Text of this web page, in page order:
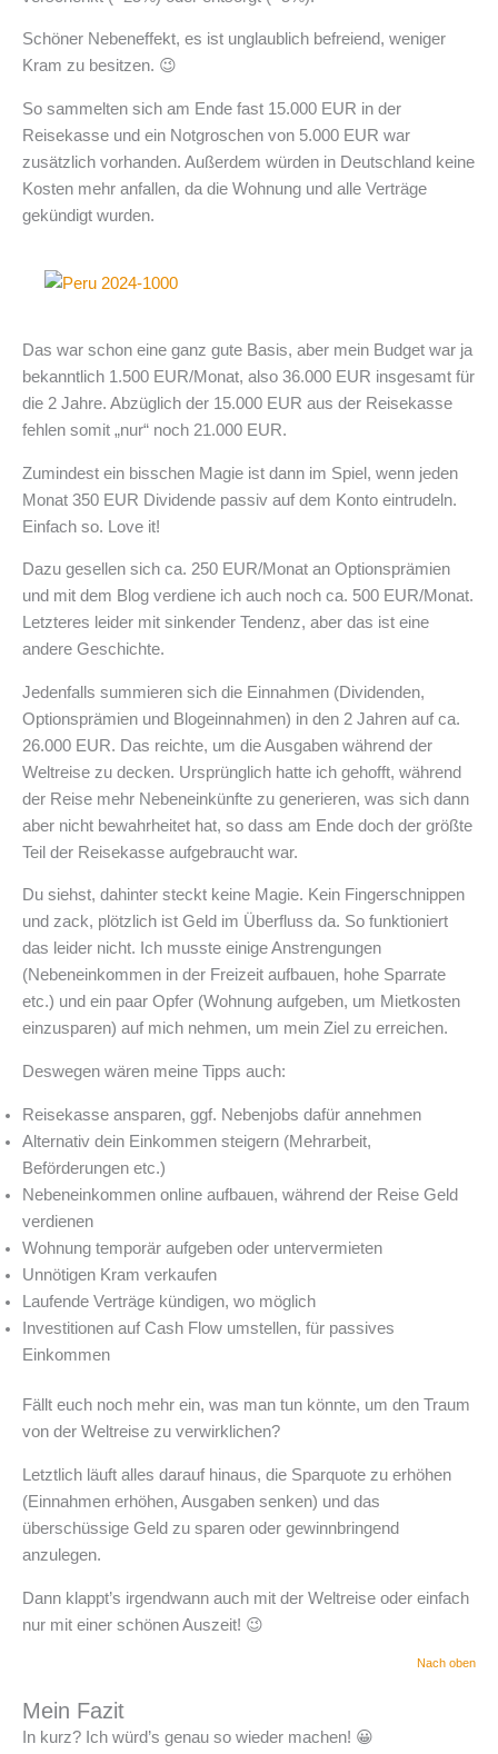
Schöner Nebeneffekt, es ist unglaublich befreiend, weniger
Kram zu besitzen. 😉
So sammelten sich am Ende fast 15.000 EUR in der
Reisekasse und ein Notgroschen von 5.000 EUR war
zusätzlich vorhanden. Außerdem würden in Deutschland keine
Kosten mehr anfallen, da die Wohnung und alle Verträge
gekündigt wurden.
Das war schon eine ganz gute Basis, aber mein Budget war ja
bekanntlich 1.500 EUR/Monat, also 36.000 EUR insgesamt für
die 2 Jahre. Abzüglich der 15.000 EUR aus der Reisekasse
fehlen somit „nur“ noch 21.000 EUR.
Zumindest ein bisschen Magie ist dann im Spiel, wenn jeden
Monat 350 EUR Dividende passiv auf dem Konto eintrudeln.
Einfach so. Love it!
Dazu gesellen sich ca. 250 EUR/Monat an Optionsprämien
und mit dem Blog verdiene ich auch noch ca. 500 EUR/Monat.
Letzteres leider mit sinkender Tendenz, aber das ist eine
andere Geschichte.
Jedenfalls summieren sich die Einnahmen (Dividenden,
Optionsprämien und Blogeinnahmen) in den 2 Jahren auf ca.
26.000 EUR. Das reichte, um die Ausgaben während der
Weltreise zu decken. Ursprünglich hatte ich gehofft, während
der Reise mehr Nebeneinkünfte zu generieren, was sich dann
aber nicht bewahrheitet hat, so dass am Ende doch der größte
Teil der Reisekasse aufgebraucht war.
Du siehst, dahinter steckt keine Magie. Kein Fingerschnippen
und zack, plötzlich ist Geld im Überfluss da. So funktioniert
das leider nicht. Ich musste einige Anstrengungen
(Nebeneinkommen in der Freizeit aufbauen, hohe Sparrate
etc.) und ein paar Opfer (Wohnung aufgeben, um Mietkosten
einzusparen) auf mich nehmen, um mein Ziel zu erreichen.
Deswegen wären meine Tipps auch:
Reisekasse ansparen, ggf. Nebenjobs dafür annehmen
Alternativ dein Einkommen steigern (Mehrarbeit,
Beförderungen etc.)
Nebeneinkommen online aufbauen, während der Reise Geld
verdienen
Wohnung temporär aufgeben oder untervermieten
Unnötigen Kram verkaufen
Laufende Verträge kündigen, wo möglich
Investitionen auf Cash Flow umstellen, für passives
Einkommen
Fällt euch noch mehr ein, was man tun könnte, um den Traum
von der Weltreise zu verwirklichen?
Letztlich läuft alles darauf hinaus, die Sparquote zu erhöhen
(Einnahmen erhöhen, Ausgaben senken) und das
überschüssige Geld zu sparen oder gewinnbringend
anzulegen.
Dann klappt’s irgendwann auch mit der Weltreise oder einfach
nur mit einer schönen Auszeit! 😉
Nach oben
Mein Fazit
In kurz? Ich würd’s genau so wieder machen! 😀